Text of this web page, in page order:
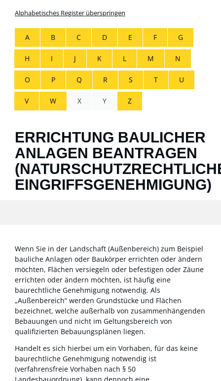
Alphabetisches Register überspringen
A B C D E F G
H I J K L M N
O P Q R S T U
V W X Y Z
ERRICHTUNG BAULICHER
ANLAGEN BEANTRAGEN
EINGRIFFSGENEHMIGUNG)
Wenn Sie in der Landschaft (Außenbereich) zum Beispiel
bauliche Anlagen oder Baukörper errichten oder ändern
möchten, Flächen versiegeln oder befestigen oder Zäune
errichten oder ändern möchten, ist häufig eine
baurechtliche Genehmigung notwendig. Als
„Außenbereich“ werden Grundstücke und Flächen
bezeichnet, welche außerhalb von zusammenhängenden
Bebauungen und nicht im Geltungsbereich von
qualifizierten Bebauungsplänen liegen.
Handelt es sich hierbei um ein Vorhaben, für das keine
baurechtliche Genehmigung notwendig ist
(verfahrensfreie Vorhaben nach § 50